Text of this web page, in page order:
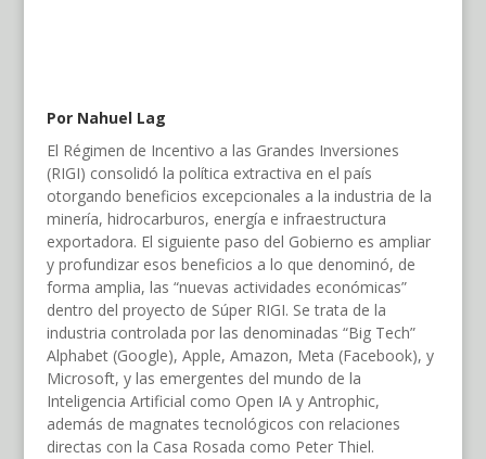
Por Nahuel Lag
El Régimen de Incentivo a las Grandes Inversiones
(RIGI) consolidó la política extractiva en el país
otorgando beneficios excepcionales a la industria de la
minería, hidrocarburos, energía e infraestructura
exportadora. El siguiente paso del Gobierno es ampliar
y profundizar esos beneficios a lo que denominó, de
forma amplia, las “nuevas actividades económicas”
dentro del proyecto de Súper RIGI. Se trata de la
industria controlada por las denominadas “Big Tech”
Alphabet (Google), Apple, Amazon, Meta (Facebook), y
Microsoft, y las emergentes del mundo de la
Inteligencia Artificial como Open IA y Antrophic,
además de magnates tecnológicos con relaciones
directas con la Casa Rosada como Peter Thiel.